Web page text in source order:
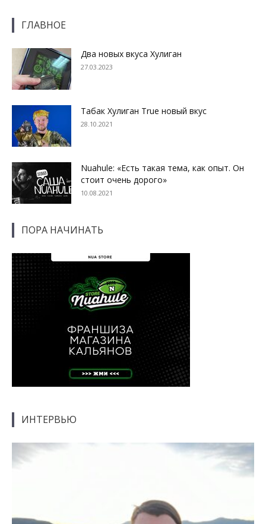
ГЛАВНОЕ
Два новых вкуса Хулиган
27.03.2023
Табак Хулиган True новый вкус
28.10.2021
Nuahule: «Есть такая тема, как опыт. Он
стоит очень дорого»
10.08.2021
ПОРА НАЧИНАТЬ
ИНТЕРВЬЮ